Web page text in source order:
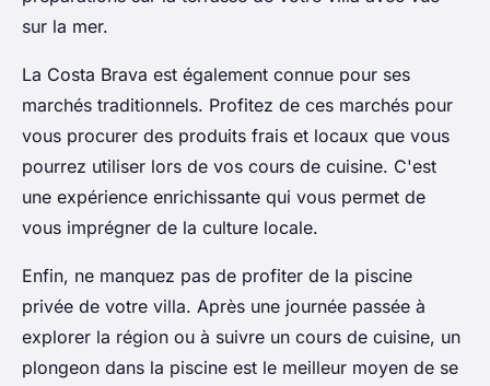
sur la mer.
La Costa Brava est également connue pour ses
marchés traditionnels. Profitez de ces marchés pour
vous procurer des produits frais et locaux que vous
pourrez utiliser lors de vos cours de cuisine. C'est
une expérience enrichissante qui vous permet de
vous imprégner de la culture locale.
Enfin, ne manquez pas de profiter de la piscine
privée de votre villa. Après une journée passée à
explorer la région ou à suivre un cours de cuisine, un
plongeon dans la piscine est le meilleur moyen de se